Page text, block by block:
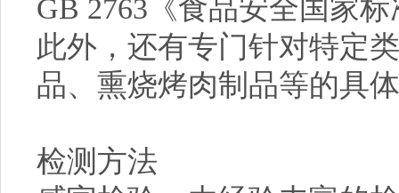
GB 2763《食品安全国家
此外，还有专门针对特定
品、熏烧烤肉制品等的具
检测方法